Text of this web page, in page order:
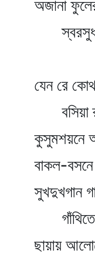
অজানা
স্বরসুধা
যেন রে
বসিয়া
কুসুমশয়নে
বাকল-বসনে
সুখদুখগান
গাঁথিতে
ছায়ায়